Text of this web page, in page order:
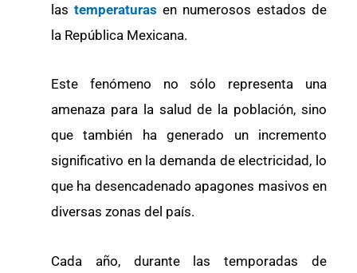
las temperaturas en numerosos estados de
la República Mexicana.
Este fenómeno no sólo representa una
amenaza para la salud de la población, sino
que también ha generado un incremento
significativo en la demanda de electricidad, lo
que ha desencadenado apagones masivos en
diversas zonas del país.
Cada año, durante las temporadas de